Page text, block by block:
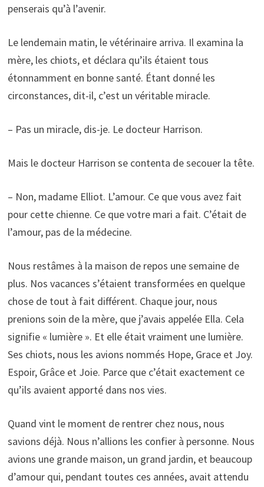
penserais qu’à l’avenir.
Le lendemain matin, le vétérinaire arriva. Il examina la
mère, les chiots, et déclara qu’ils étaient tous
étonnamment en bonne santé. Étant donné les
circonstances, dit-il, c’est un véritable miracle.
– Pas un miracle, dis-je. Le docteur Harrison.
Mais le docteur Harrison se contenta de secouer la tête.
– Non, madame Elliot. L’amour. Ce que vous avez fait
pour cette chienne. Ce que votre mari a fait. C’était de
l’amour, pas de la médecine.
Nous restâmes à la maison de repos une semaine de
plus. Nos vacances s’étaient transformées en quelque
chose de tout à fait différent. Chaque jour, nous
prenions soin de la mère, que j’avais appelée Ella. Cela
signifie « lumière ». Et elle était vraiment une lumière.
Ses chiots, nous les avions nommés Hope, Grace et Joy.
Espoir, Grâce et Joie. Parce que c’était exactement ce
qu’ils avaient apporté dans nos vies.
Quand vint le moment de rentrer chez nous, nous
savions déjà. Nous n’allions les confier à personne. Nous
avions une grande maison, un grand jardin, et beaucoup
d’amour qui, pendant toutes ces années, avait attendu